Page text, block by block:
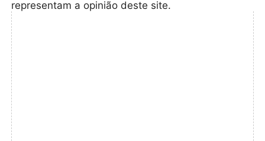
representam a opinião deste site.